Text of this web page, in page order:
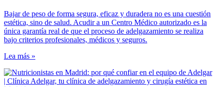
Bajar de peso de forma segura, eficaz y duradera no es una cuestión
estética, sino de salud. Acudir a un Centro Médico autorizado es la
única garantía real de que el proceso de adelgazamiento se realiza
bajo criterios profesionales, médicos y seguros.
Lea más »